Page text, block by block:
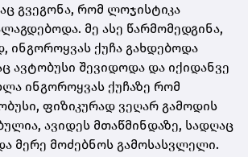
გვეგონა, რომ ლოჯისტიკა
მე ასე წარმომედგინა,
ინგოროყვას ქუჩა გახდებოდა
ავტობუსი შევიდოდა და იქიდანვე
ინგოროყვას ქუჩაზე რომ
ფიზიკურად ვეღარ გამოდის
ავიდეს მთაწმინდაზე, სადღაც
მერე მოძებნოს გამოსასვლელი.